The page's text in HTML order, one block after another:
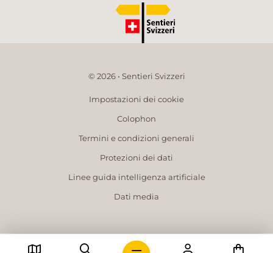
© 2026 • Sentieri Svizzeri
Impostazioni dei cookie
Colophon
Termini e condizioni generali
Protezioni dei dati
Linee guida intelligenza artificiale
Dati media